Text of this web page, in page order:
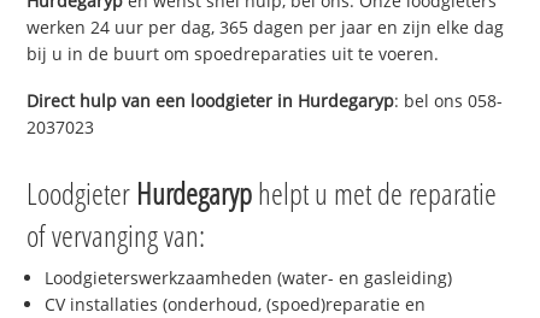
werken 24 uur per dag, 365 dagen per jaar en zijn elke dag
bij u in de buurt om spoedreparaties uit te voeren.
Direct hulp van een loodgieter in Hurdegaryp: bel ons 058-
2037023
Loodgieter Hurdegaryphelpt u met de reparatie
of vervanging van:
Loodgieterswerkzaamheden (water- en gasleiding)
CV installaties (onderhoud, (spoed)reparatie en